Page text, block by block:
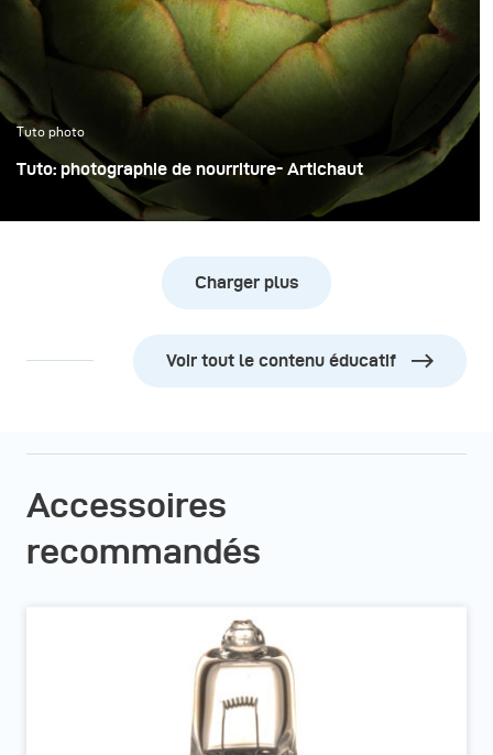
Tuto photo
Tuto: photographie de nourriture- Artichaut
Charger plus
Voir tout le contenu éducatif
Accessoires
recommandés